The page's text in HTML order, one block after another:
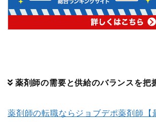
薬剤師の需要と供給のバランスを把
薬剤師の転職ならジョブデポ薬剤師【